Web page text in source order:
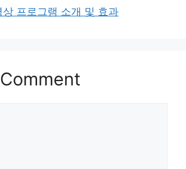
상 프로그램 소개 및 효과